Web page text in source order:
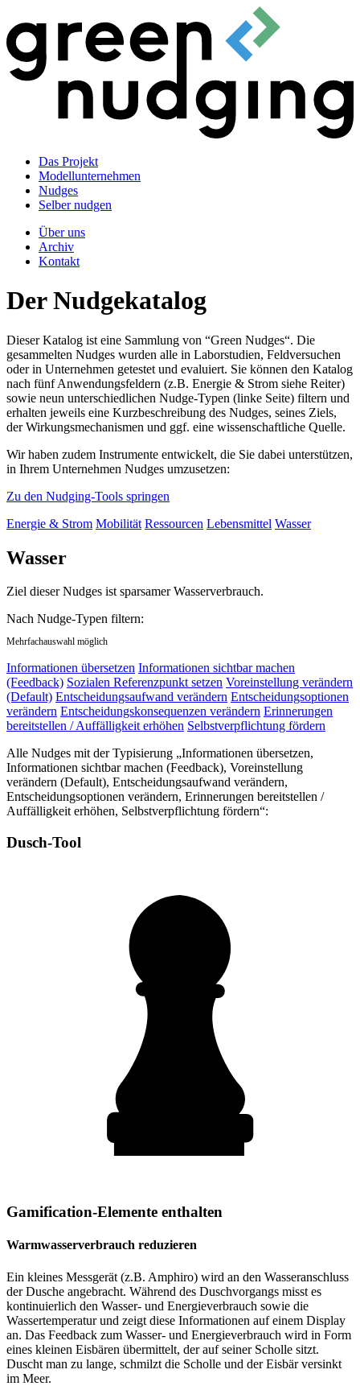
Das Projekt
Modellunternehmen
Nudges
Selber nudgen
Über uns
Archiv
Kontakt
Der Nudgekatalog
Dieser Katalog ist eine Sammlung von “Green Nudges“. Die
gesammelten Nudges wurden alle in Laborstudien, Feldversuchen
oder in Unternehmen getestet und evaluiert. Sie können den Katalog
nach fünf Anwendungsfeldern (z.B. Energie & Strom siehe Reiter)
sowie neun unterschiedlichen Nudge-Typen (linke Seite) filtern und
erhalten jeweils eine Kurzbeschreibung des Nudges, seines Ziels,
der Wirkungsmechanismen und ggf. eine wissenschaftliche Quelle.
Wir haben zudem Instrumente entwickelt, die Sie dabei unterstützen,
in Ihrem Unternehmen Nudges umzusetzen:
Zu den Nudging-Tools springen
Energie & Strom Mobilität Ressourcen Lebensmittel Wasser
Wasser
Ziel dieser Nudges ist sparsamer Wasserverbrauch.
Nach Nudge-Typen filtern:
Mehrfachauswahl möglich
Informationen übersetzen Informationen sichtbar machen
(Feedback) Sozialen Referenzpunkt setzen Voreinstellung verändern
(Default) Entscheidungsaufwand verändern Entscheidungsoptionen
verändern Entscheidungskonsequenzen verändern Erinnerungen
bereitstellen / Auffälligkeit erhöhen Selbstverpflichtung fördern
Alle Nudges mit der Typisierung „Informationen übersetzen,
Informationen sichtbar machen (Feedback), Voreinstellung
verändern (Default), Entscheidungsaufwand verändern,
Entscheidungsoptionen verändern, Erinnerungen bereitstellen /
Auffälligkeit erhöhen, Selbstverpflichtung fördern“:
Dusch-Tool
Gamification-Elemente enthalten
Warmwasserverbrauch reduzieren
Ein kleines Messgerät (z.B. Amphiro) wird an den Wasseranschluss
der Dusche angebracht. Während des Duschvorgangs misst es
kontinuierlich den Wasser- und Energieverbrauch sowie die
Wassertemperatur und zeigt diese Informationen auf einem Display
an. Das Feedback zum Wasser- und Energieverbrauch wird in Form
eines kleinen Eisbären übermittelt, der auf seiner Scholle sitzt.
Duscht man zu lange, schmilzt die Scholle und der Eisbär versinkt
im Meer.